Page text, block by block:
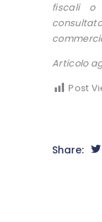
fiscali o
Articolo
Post
Share: